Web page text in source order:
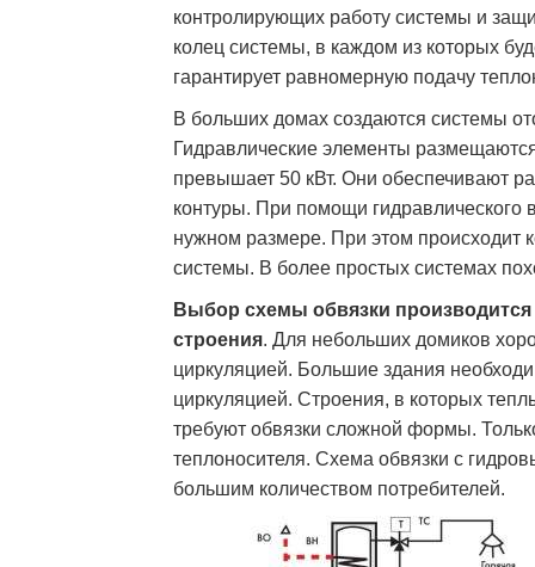
контролирующих работу системы и
колец системы, в каждом из которых
гарантирует равномерную подачу
В больших домах создаются системы
Гидравлические элементы
превышает 50 кВт. Они обеспечивают
контуры. При помощи
нужном размере. При этом происходит
системы. В более простых системах
Выбор схемы обвязки
строения. Для небольших домиков
циркуляцией. Большие здания
циркуляцией. Строения, в которых
требуют обвязки сложной формы.
теплоносителя. Схема обвязки с
большим количеством потребителей.